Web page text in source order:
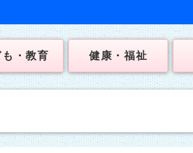
も・教育 健康・福祉